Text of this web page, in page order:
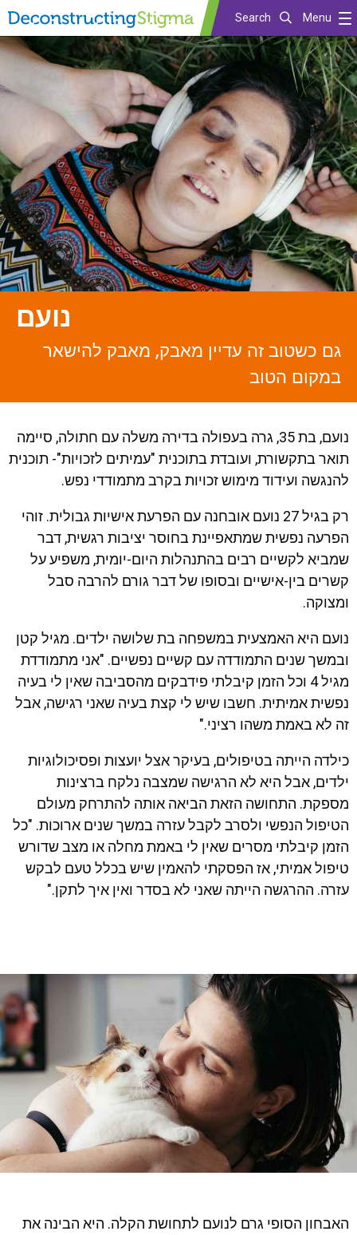
Skip
main
content
Search Menu
נועם
גם כשטוב זה עדיין מאבק, מאבק להישאר
במקום הטוב
נועם, בת 35, גרה בעפולה בדירה משלה עם חתולה, סיימה
תואר בתקשורת, ועובדת בתוכנית "עמיתים לזכויות"- תוכנית
להנגשה ועידוד מימוש זכויות בקרב מתמודדי נפש.
רק בגיל 27 נועם אובחנה עם הפרעת אישיות גבולית. זוהי
הפרעה נפשית שמתאפיינת בחוסר יציבות רגשית, דבר
שמביא לקשיים רבים בהתנהלות היום-יומית, משפיע על
קשרים בין-אישיים ובסופו של דבר גורם להרבה סבל
ומצוקה.
נועם היא האמצעית במשפחה בת שלושה ילדים. מגיל קטן
ובמשך שנים התמודדה עם קשיים נפשיים. "אני מתמודדת
מגיל 4 וכל הזמן קיבלתי פידבקים מהסביבה שאין לי בעיה
נפשית אמיתית. חשבו שיש לי קצת בעיה שאני רגישה, אבל
זה לא באמת משהו רציני."
כילדה הייתה בטיפולים, בעיקר אצל יועצות ופסיכולוגיות
ילדים, אבל היא לא הרגישה שמצבה נלקח ברצינות
מספקת. התחושה הזאת הביאה אותה להתרחק מעולם
הטיפול הנפשי ולסרב לקבל עזרה במשך שנים ארוכות. "כל
הזמן קיבלתי מסרים שאין לי באמת מחלה או מצב שדורש
טיפול אמיתי, אז הפסקתי להאמין שיש בכלל טעם לבקש
עזרה. ההרגשה הייתה שאני לא בסדר ואין איך לתקן."
האבחון הסופי גרם לנועם לתחושת הקלה. היא הבינה את